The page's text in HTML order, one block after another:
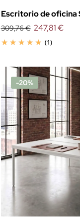
Escritorio de oficina
309,76 €
(1)
247,81 €
-20%